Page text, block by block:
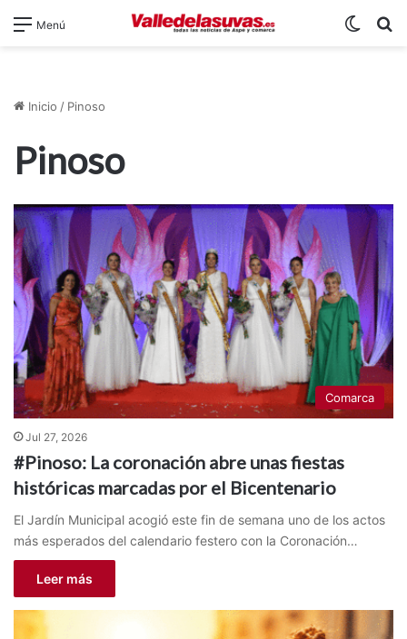
Menú
Inicio / Pinoso
Pinoso
Comarca
Jul 27, 2026
#Pinoso: La coronación abre unas fiestas
históricas marcadas por el Bicentenario
El Jardín Municipal acogió este fin de semana uno de los actos
más esperados del calendario festero con la Coronación…
Leer más